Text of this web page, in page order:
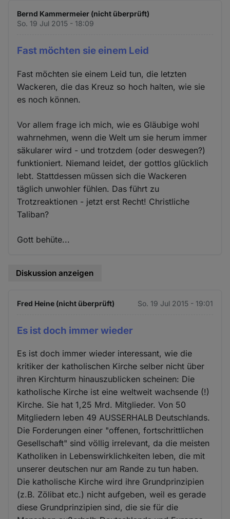
Bernd Kammermeier (nicht überprüft)
So. 19 Jul 2015 - 18:09
Fast möchten sie einem Leid
Fast möchten sie einem Leid tun, die letzten
Wackeren, die das Kreuz so hoch halten, wie sie
es noch können.
Vor allem frage ich mich, wie es Gläubige wohl
wahrnehmen, wenn die Welt um sie herum immer
säkularer wird - und trotzdem (oder deswegen?)
funktioniert. Niemand leidet, der gottlos glücklich
lebt. Stattdessen müssen sich die Wackeren
täglich unwohler fühlen. Das führt zu
Trotzreaktionen - jetzt erst Recht! Christliche
Taliban?
Gott behüte...
Diskussion anzeigen
Fred Heine (nicht überprüft) So. 19 Jul 2015 - 19:01
Es ist doch immer wieder
Es ist doch immer wieder interessant, wie die
kritiker der katholischen Kirche selber nicht über
ihren Kirchturm hinauszublicken scheinen: Die
katholische Kirche ist eine weltweit wachsende (!)
Kirche. Sie hat 1,25 Mrd. Mitglieder. Von 50
Mitgliedern leben 49 AUSSERHALB Deutschlands.
Die Forderungen einer "offenen, fortschrittlichen
Gesellschaft" sind völlig irrelevant, da die meisten
Katholiken in Lebenswirklichkeiten leben, die mit
unserer deutschen nur am Rande zu tun haben.
Die katholische Kirche wird ihre Grundprinzipien
(z.B. Zölibat etc.) nicht aufgeben, weil es gerade
diese Grundprinzipien sind, die sie für die